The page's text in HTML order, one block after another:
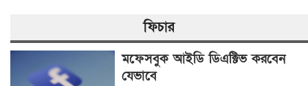
ফিচার
মফেসবুক আইডি ডিএক্টিভ করবেন
যেভাবে